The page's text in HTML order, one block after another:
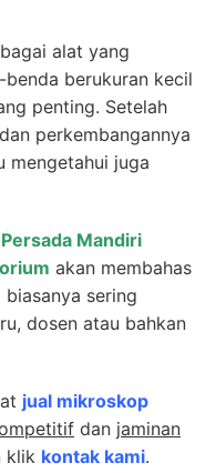
alat yang
berukuran kecil
penting. Setelah
perkembangannya
mengetahui juga
Mandiri
akan membahas
biasanya sering
dosen atau bahkan
jual mikroskop
dan jaminan
klik kontak kami.